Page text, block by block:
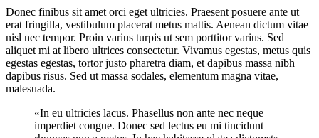
Donec finibus sit amet orci eget ultricies. Praesent posuere ante ut
erat fringilla, vestibulum placerat metus mattis. Aenean dictum vitae
nisl nec tempor. Proin varius turpis ut sem porttitor varius. Sed
aliquet mi at libero ultrices consectetur. Vivamus egestas, metus quis
egestas egestas, tortor justo pharetra diam, et dapibus massa nibh
dapibus risus. Sed ut massa sodales, elementum magna vitae,
malesuada.
«In eu ultricies lacus. Phasellus non ante nec neque
imperdiet congue. Donec sed lectus eu mi tincidunt